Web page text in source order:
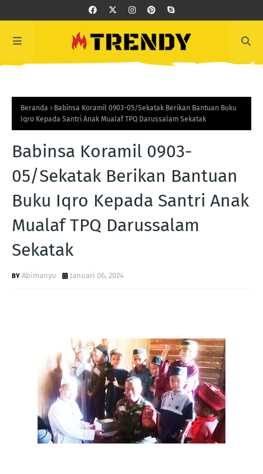
Beranda
Babinsa Koramil 0903-05/Sekatak Berikan Bantuan Buku
Iqro Kepada Santri Anak Mualaf TPQ Darussalam Sekatak
Babinsa Koramil 0903-
05/Sekatak Berikan Bantuan
Buku Iqro Kepada Santri Anak
Mualaf TPQ Darussalam
Sekatak
Abimanyu Januari 06, 2024